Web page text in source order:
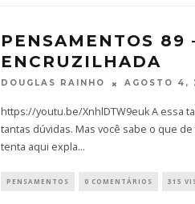
PENSAMENTOS 89
ENCRUZILHADA
DOUGLAS RAINHO AGOSTO 4,
https://youtu.be/XnhlDTW9euk A essa
tantas dúvidas. Mas você sabe o que
tenta aqui expla...
PENSAMENTOS 0 COMENTÁRIOS 315